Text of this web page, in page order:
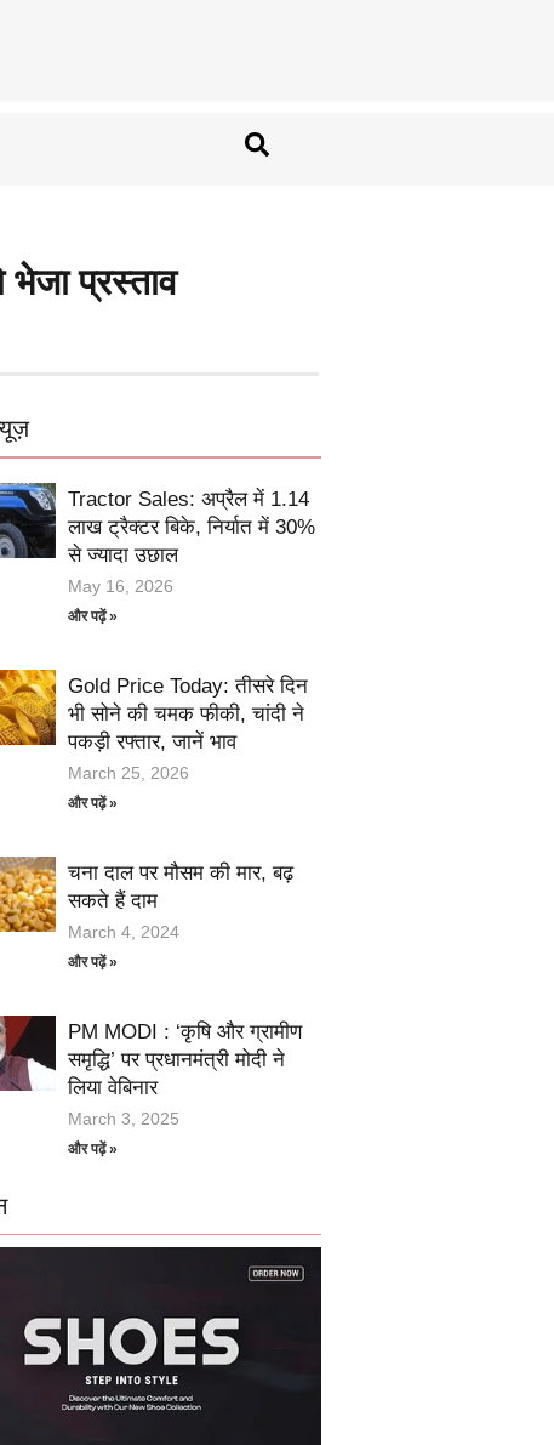
प्रस्ताव
Tractor Sales: अप्रैल में 1.14
लाख ट्रैक्टर बिके, निर्यात में 30%
से ज्यादा उछाल
May 16, 2026
और पढ़ें »
Gold Price Today: तीसरे दिन
भी सोने की चमक फीकी, चांदी ने
पकड़ी रफ्तार, जानें भाव
March 25, 2026
और पढ़ें »
चना दाल पर मौसम की मार, बढ़
सकते हैं दाम
March 4, 2024
और पढ़ें »
PM MODI : ‘कृषि और ग्रामीण
समृद्धि’ पर प्रधानमंत्री मोदी ने
लिया वेबिनार
March 3, 2025
और पढ़ें »